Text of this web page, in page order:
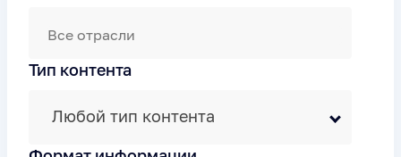
Тип контента
Любой тип контента